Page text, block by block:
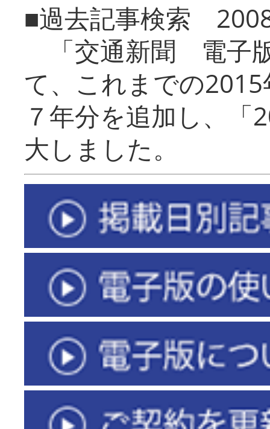
■過去記事検索
「交通新聞 電子
て、これまでの
７年分を追加し、「
大しまし